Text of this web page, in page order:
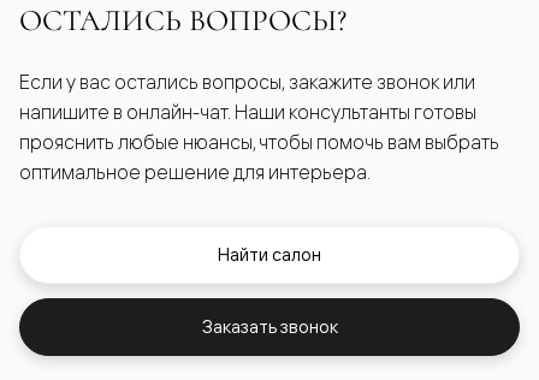
ОСТАЛИСЬ ВОПРОСЫ?
Если у вас остались вопросы, закажите звонок или
напишите в онлайн-чат. Наши консультанты готовы
прояснить любые нюансы, чтобы помочь вам выбрать
оптимальное решение для интерьера.
Найти салон
Заказать звонок